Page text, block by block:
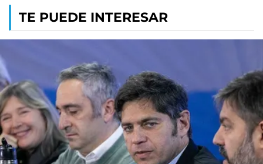
TE PUEDE INTERESAR